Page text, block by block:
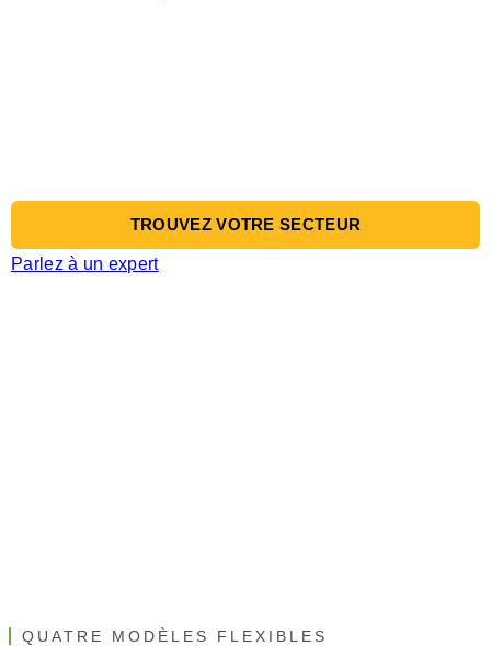
TROUVEZ VOTRE SECTEUR
Parlez à un expert
QUATRE MODÈLES FLEXIBLES